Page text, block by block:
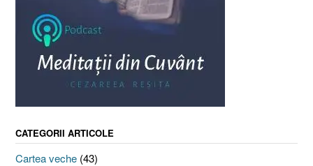
CATEGORII ARTICOLE
Cartea veche (43)